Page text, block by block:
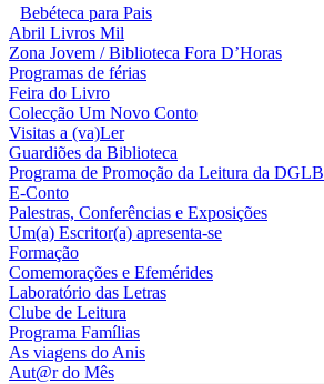
Bebéteca para Pais
Abril Livros Mil
Zona Jovem / Biblioteca Fora D’Horas
Programas de férias
Feira do Livro
Colecção Um Novo Conto
Visitas a (va)Ler
Guardiões da Biblioteca
Programa de Promoção da Leitura da DGLB
E-Conto
Palestras, Conferências e Exposições
Um(a) Escritor(a) apresenta-se
Formação
Comemorações e Efemérides
Laboratório das Letras
Clube de Leitura
Programa Famílias
As viagens do Anis
Aut@r do Mês